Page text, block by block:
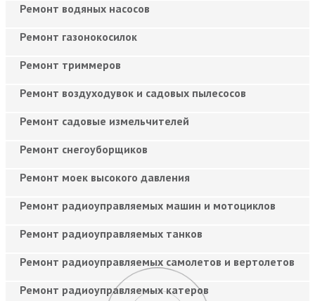
Ремонт водяных насосов
Ремонт газонокосилок
Ремонт триммеров
Ремонт воздуходувок и садовых пылесосов
Ремонт садовые измельчителей
Ремонт снегоуборщиков
Ремонт моек высокого давления
Ремонт радиоуправляемых машин и мотоциклов
Ремонт радиоуправляемых танков
Ремонт радиоуправляемых самолетов и вертолетов
Ремонт радиоуправляемых катеров